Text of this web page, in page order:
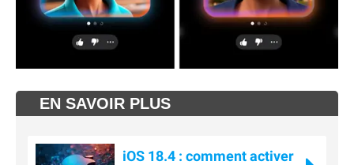
EN SAVOIR PLUS
iOS 18.4 : comment activer